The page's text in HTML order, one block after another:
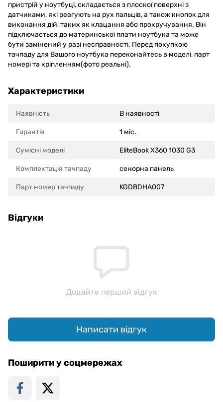
пристрій у ноутбуці, складається з плоскої поверхні з
датчиками, які реагують на рух пальців, а також кнопок для
виконання дій, таких як клацання або прокручування. Він
підключається до материнської плати ноутбука та може
бути замінений у разі несправності. Перед покупкою
тачпаду для Вашого ноутбука переконайтесь в моделі, парт
номері та кріпленням(фото реальні).
Характеристики
Наявність В наявності
Гарантія 1 міс.
Сумісні моделi EliteBook X360 1030 G3
Комплектація тачпаду сенорна панель
Парт номер тачпаду KGDBDHA007
Відгуки
Додайте перший відгук
Написати відгук
Поширити у соцмережах